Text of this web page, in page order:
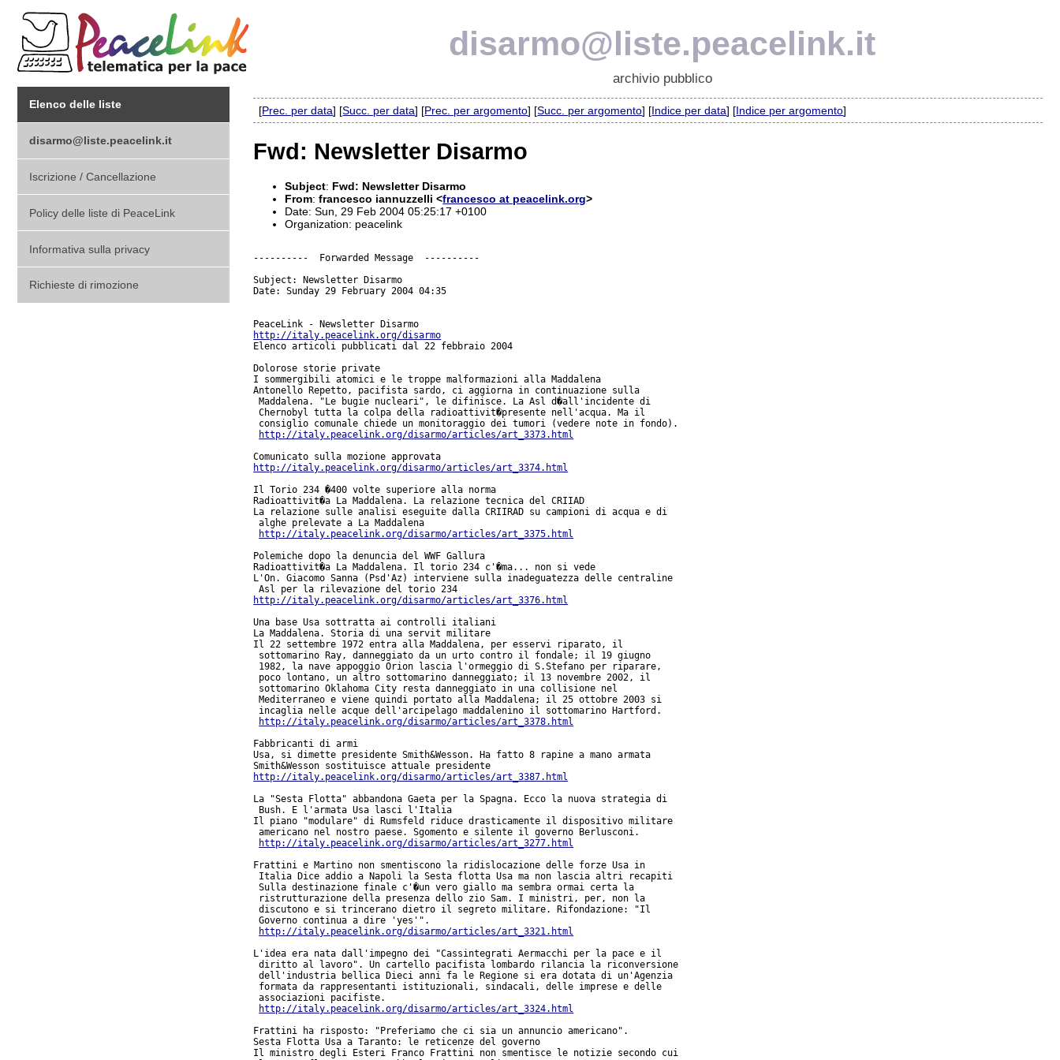
disarmo@liste.peacelink.it
archivio pubblico
Elenco delle liste
disarmo@liste.peacelink.it
Iscrizione / Cancellazione
Policy delle liste di PeaceLink
Informativa sulla privacy
Richieste di rimozione
[Prec. per data] [Succ. per data] [Prec. per argomento] [Succ. per argomento] [Indice per data] [Indice per argomento]
Fwd: Newsletter Disarmo
Subject: Fwd: Newsletter Disarmo
From:francesco iannuzzelli <francesco at peacelink.org>
Date: Sun, 29 Feb 2004 05:25:17 +0100
Organization: peacelink
----------  Forwarded Message  ----------
Subject: Newsletter Disarmo
Date: Sunday 29 February 2004 04:35
http://italy.peacelink.org/disarmo
Elenco articoli pubblicati dal 22 febbraio 2004
Dolorose storie private
I sommergibili atomici e le troppe malformazioni alla Maddalena
Antonello Repetto, pacifista sardo, ci aggiorna in continuazione sulla
Maddalena. "Le bugie nucleari", le difinisce. La Asl d�all'incidente di
Chernobyl tutta la colpa della radioattivit�presente nell'acqua. Ma il
consiglio comunale chiede un monitoraggio dei tumori (vedere note in fondo).
http://italy.peacelink.org/disarmo/articles/art_3373.html
http://italy.peacelink.org/disarmo/articles/art_3374.html
Il Torio 234 �400 volte superiore alla norma
Radioattivit�a La Maddalena. La relazione tecnica del CRIIAD
La relazione sulle analisi eseguite dalla CRIIRAD su campioni di acqua e di
alghe prelevate a La Maddalena
http://italy.peacelink.org/disarmo/articles/art_3375.html
Polemiche dopo la denuncia del WWF Gallura
Radioattivit�a La Maddalena. Il torio 234 c'�ma... non si vede
L'On. Giacomo Sanna (Psd'Az) interviene sulla inadeguatezza delle centraline
http://italy.peacelink.org/disarmo/articles/art_3376.html
Una base Usa sottratta ai controlli italiani
La Maddalena. Storia di una servit militare
Il 22 settembre 1972 entra alla Maddalena, per esservi riparato, il
sottomarino Ray, danneggiato da un urto contro il fondale; il 19 giugno
1982, la nave appoggio Orion lascia l'ormeggio di S.Stefano per riparare,
poco lontano, un altro sottomarino danneggiato; il 13 novembre 2002, il
sottomarino Oklahoma City resta danneggiato in una collisione nel
Mediterraneo e viene quindi portato alla Maddalena; il 25 ottobre 2003 si
incaglia nelle acque dell'arcipelago maddalenino il sottomarino Hartford.
http://italy.peacelink.org/disarmo/articles/art_3378.html
Fabbricanti di armi
Usa, si dimette presidente Smith&Wesson. Ha fatto 8 rapine a mano armata
http://italy.peacelink.org/disarmo/articles/art_3387.html
La "Sesta Flotta" abbandona Gaeta per la Spagna. Ecco la nuova strategia di
Bush. E l'armata Usa lasci l'Italia
Il piano "modulare" di Rumsfeld riduce drasticamente il dispositivo militare
americano nel nostro paese. Sgomento e silente il governo Berlusconi.
http://italy.peacelink.org/disarmo/articles/art_3277.html
Frattini e Martino non smentiscono la ridislocazione delle forze Usa in
Italia Dice addio a Napoli la Sesta flotta Usa ma non lascia altri recapiti
Sulla destinazione finale c'�un vero giallo ma sembra ormai certa la
ristrutturazione della presenza dello zio Sam. I ministri, per, non la
discutono e si trincerano dietro il segreto militare. Rifondazione: "Il
Governo continua a dire 'yes'".
http://italy.peacelink.org/disarmo/articles/art_3321.html
L'idea era nata dall'impegno dei "Cassintegrati Aermacchi per la pace e il
diritto al lavoro". Un cartello pacifista lombardo rilancia la riconversione
dell'industria bellica Dieci anni fa le Regione si era dotata di un'Agenzia
formata da rappresentanti istituzionali, sindacali, delle imprese e delle
associazioni pacifiste.
http://italy.peacelink.org/disarmo/articles/art_3324.html
Frattini ha risposto: "Preferiamo che ci sia un annuncio americano".
Sesta Flotta Usa a Taranto: le reticenze del governo
Il ministro degli Esteri Franco Frattini non smentisce le notizie secondo cui